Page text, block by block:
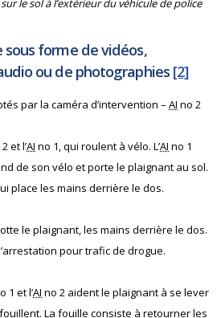
le sol à l’extérieur du véhicule de police
forme de vidéos,
ou de photographies [2]
par la caméra d’intervention – AI no 2
et l’AI no 1, qui roulent à vélo. L’AI no 1
de son vélo et porte le plaignant au sol.
place les mains derrière le dos.
le plaignant, les mains derrière le dos.
pour trafic de drogue.
1 et l’AI no 2 aident le plaignant à se lever
La fouille consiste à retourner les